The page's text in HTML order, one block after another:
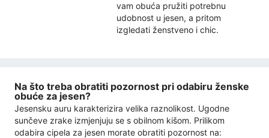
vam obuća pružiti potrebnu
udobnost u jesen, a pritom
izgledati ženstveno i chic.
Na što treba obratiti pozornost pri odabiru ženske
obuće za jesen?
Jesensku auru karakterizira velika raznolikost. Ugodne
sunčeve zrake izmjenjuju se s obilnom kišom. Prilikom
odabira cipela za jesen morate obratiti pozornost na: